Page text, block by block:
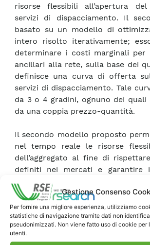
Gestione Consenso
Per fornire una migliore esperienza, utilizziamo
statistiche di navigazione tramite dati non
pseudonimizzati. Non viene fatto uso di cookie per
utenti.
risorse flessibili all’apertura
servizi di dispacciamento. Il
basato su un modello di
intero risolto iterativamente;
determinare i costi marginali per
ancillari alla rete, sulla base dei
definisce una curva di offerta
servizi di dispacciamento. Tale
da 3 o 4 gradini, ognuno dei quali
da una coppia prezzo-quantità.
Il secondo modello proposto
nel tempo reale le risorse
dell’aggregato al fine di
definiti nei mercati e garantire
vincoli di comfort degli utenti
secondo modello si basa su
ottimizzazione stocastica
finestra temporale mobile: la
questo approccio risiede nella
gestire nel tempo reale le